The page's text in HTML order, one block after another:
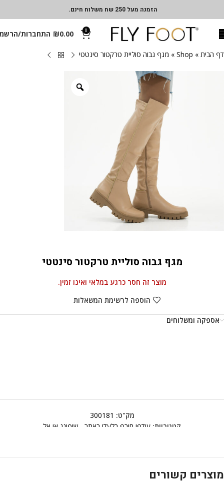
הזמנה מעל 250 שח משלוח חינם.
0
₪0.00 התחברות/
דף הבית »
Shop
» מגף גבוה סוליית טרקטור סינטטי
מגף גבוה סוליית טרקטור סינטטי
מוצר זה חסר כרגע במלאי ואינו זמין.
הוספה לרשימת המשאלות
אספקה ומשלוחים
מק"ט: 300181
קטגוריות: עודפי חורף בלעדי באתר שופינג אי אל
מוצרים קשורים